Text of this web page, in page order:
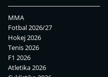
MMA
Fotbal 2026/27
Hokej 2026
Tenis 2026
F1 2026
Atletika 2026